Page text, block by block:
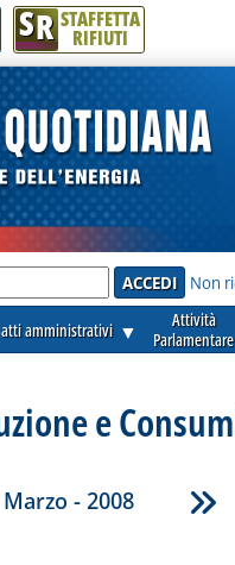
SR STAFFETTA
RIFIUTI
Non
atti amministrativi ▼
Attività
Parlamentare
e
Marzo - 2008